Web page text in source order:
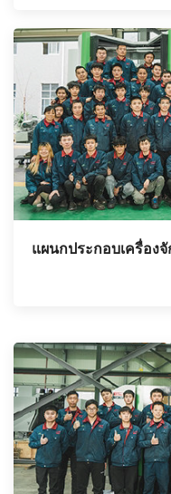
แผนกประกอบเครื่อง